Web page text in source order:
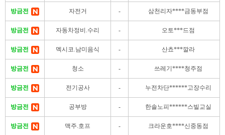
방금전 자전거 - 삼천리자****금동부점
방금전 자동차정비.수리 - 오토***드점
방금전 멕시코.남미음식 - 산쵸***깔라
방금전 청소 - 쓰레기****청주점
방금전 전기공사 - 누전차단******고장수리
방금전 공부방 - 한솔노피******스빌교실
방금전 맥주.호프 - 크라운호****신중동점